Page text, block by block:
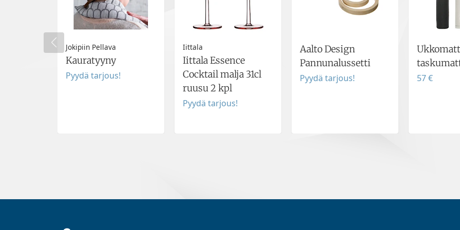
Jokipiin Pellava
Kauratyyny
Pyydä tarjous!
Iittala
Iittala Essence
Cocktail malja 31cl
ruusu 2 kpl
Pyydä tarjous!
Aalto Design
Pannunalussetti
Pyydä tarjous! 57 €